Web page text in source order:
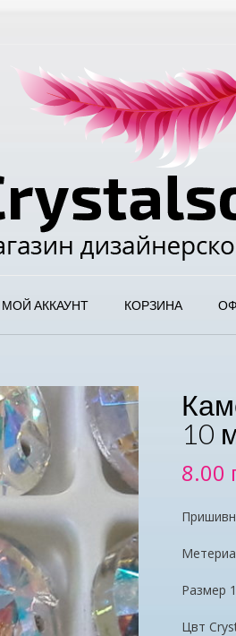
МОЙ АККАУНТ КОРЗИНА
10
8.00
Размер
Цвт